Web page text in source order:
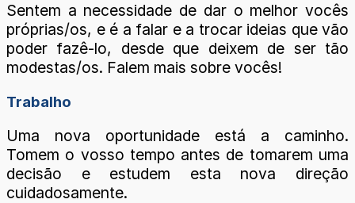
Sentem a necessidade de dar o melhor vocês
próprias/os, e é a falar e a trocar ideias que vão
poder fazê-lo, desde que deixem de ser tão
modestas/os. Falem mais sobre vocês!
Trabalho
Uma nova oportunidade está a caminho.
Tomem o vosso tempo antes de tomarem uma
decisão e estudem esta nova direção
cuidadosamente.